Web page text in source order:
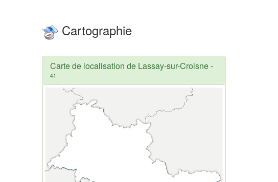
Cartographie
Carte de localisation de Lassay-sur-Croisne-
41